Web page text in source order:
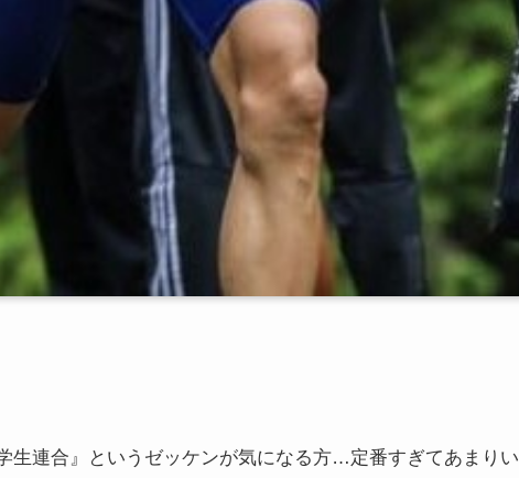
生連合』というゼッケンが気になる方…定番すぎてあまりい